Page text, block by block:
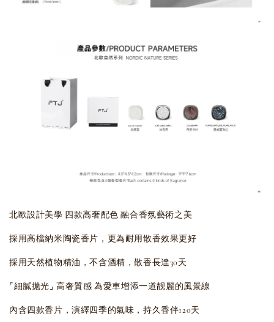
北歐設計美學 四款高奢配色 融合香氛藝術之美
採用高檔納米陶瓷香片，更為耐用散香效果更好
採用天然植物精油，不含酒精，散香長達30天
⌜細膩拋光⌟ 高奢質感 為愛車增添一道靓麗的風景線
內含四款香片，演繹四季的氣味，持久香伴120天